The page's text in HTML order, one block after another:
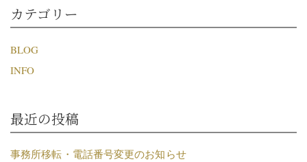
カテゴリー
BLOG
INFO
最近の投稿
事務所移転・電話番号変更のお知らせ